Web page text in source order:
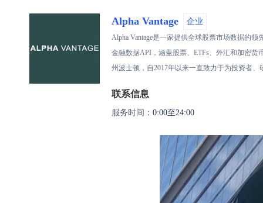
Alpha Vantage 企业
Alpha Vantage是一家提供全球股票市场数据的
金融数据API，涵盖股票、ETFs、外汇和加密
州波士顿，自2017年以来一直致力于为投资者
联系信息
服务时间： 0:00至24:00